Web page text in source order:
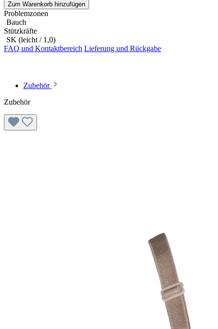
Zum Warenkorb hinzufügen
Problemzonen
Bauch
Stützkräfte
SK (leicht / 1,0)
FAQ und Kontaktbereich Lieferung und Rückgabe
Zubehör
Zubehör